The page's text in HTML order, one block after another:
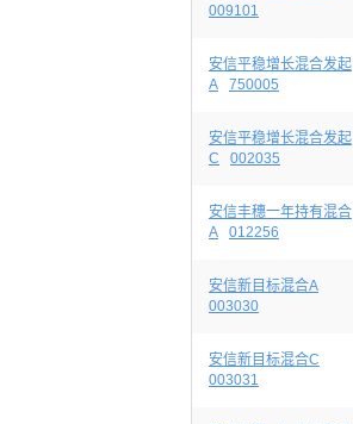
009101
安信平稳增长混合发起
A
750005
安信平稳增长混合发起
C
002035
安信丰穗一年持有混合
A
012256
安信新目标混合A
003030
安信新目标混合C
003031